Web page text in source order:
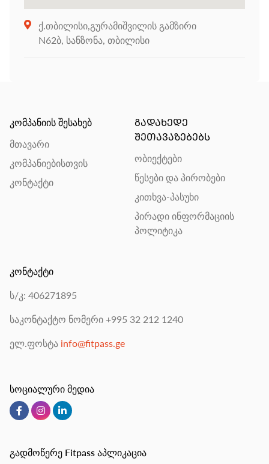
ქ.თბილისი,გურამიშვილის გამზირი
N62ბ, სანზონა, თბილისი
კომპანიის შესახებ
მთავარი
კომპანიებისთვის
კონტაქტი
ᲒᲐᲓᲐᲮᲔᲓᲔ
ᲨᲔᲗᲐᲕᲐᲖᲔᲑᲔᲑᲡ
ობიექტები
წესები და პირობები
კითხვა-პასუხი
პირადი ინფორმაციის
პოლიტიკა
კონტაქტი
ს/კ: 406271895
საკონტაქტო ნომერი +995 32 212 1240
ელ.ფოსტა info@fitpass.ge
სოციალური მედია
გადმოწერე Fitpass აპლიკაცია